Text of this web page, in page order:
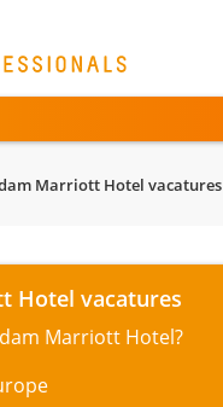
Marriott Hotel vacatures
Hotel vacatures
Marriott Hotel?